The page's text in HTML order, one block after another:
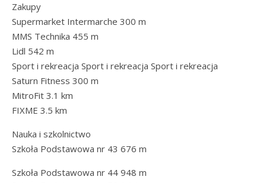
Zakupy
Supermarket Intermarche 300 m
MMS Technika 455 m
Lidl 542 m
Sport i rekreacja Sport i rekreacja Sport i rekreacja
Saturn Fitness 300 m
MitroFit 3.1 km
FIXME 3.5 km
Nauka i szkolnictwo
Szkoła Podstawowa nr 43 676 m
Szkoła Podstawowa nr 44 948 m